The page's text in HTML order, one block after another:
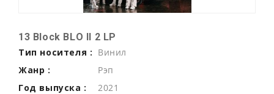
13 Block BLO II 2 LP
Тип носителя : Винил
Жанр :
Рэп
Год выпуска :
2021